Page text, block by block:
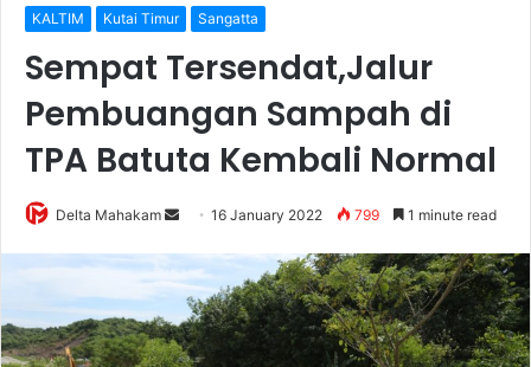
KALTIM Kutai Timur Sangatta
Sempat Tersendat,Jalur
Pembuangan Sampah di
TPA Batuta Kembali Normal
Delta Mahakam
n
d
a
n
16 January 2022 799 1 minute read